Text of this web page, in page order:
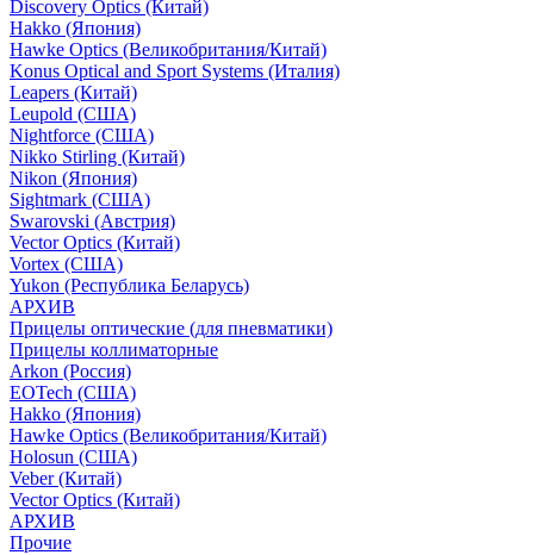
Discovery Optics (Китай)
Hakko (Япония)
Hawke Optics (Великобритания/Китай)
Konus Optical and Sport Systems (Италия)
Leapers (Китай)
Leupold (США)
Nightforce (США)
Nikko Stirling (Китай)
Nikon (Япония)
Sightmark (США)
Swarovski (Австрия)
Vector Optics (Китай)
Vortex (США)
Yukon (Республика Беларусь)
АРХИВ
Прицелы оптические (для пневматики)
Прицелы коллиматорные
Arkon (Россия)
EOTech (США)
Hakko (Япония)
Hawke Optics (Великобритания/Китай)
Holosun (США)
Veber (Китай)
Vector Optics (Китай)
АРХИВ
Прочие